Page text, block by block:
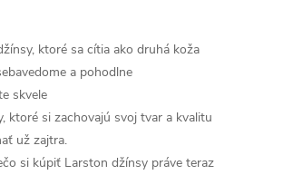
ktoré sa cítia ako druhá koža
a pohodlne
skvele
ktoré si zachovajú svoj tvar a kvalitu
už zajtra.
si kúpiť Larston džínsy práve teraz